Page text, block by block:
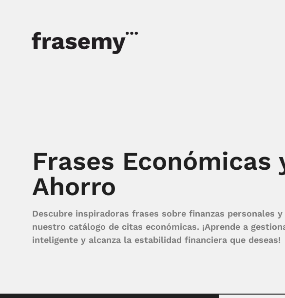
Frases Económicas
Ahorro
Descubre inspiradoras frases sobre finanzas personales
nuestro catálogo de citas económicas. ¡Aprende a
inteligente y alcanza la estabilidad financiera que deseas!